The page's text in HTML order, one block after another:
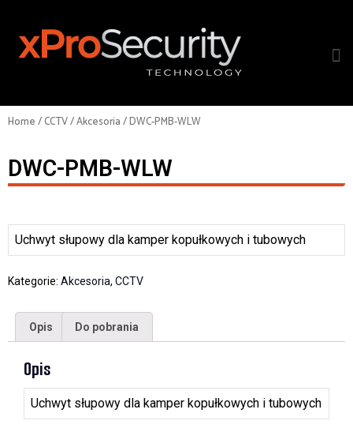
Home/CCTV/Akcesoria/ DWC-PMB-WLW
DWC-PMB-WLW
Uchwyt słupowy dla kamper kopułkowych i tubowych
Kategorie: Akcesoria, CCTV
Opis Do pobrania
Opis
Uchwyt słupowy dla kamper kopułkowych i tubowych